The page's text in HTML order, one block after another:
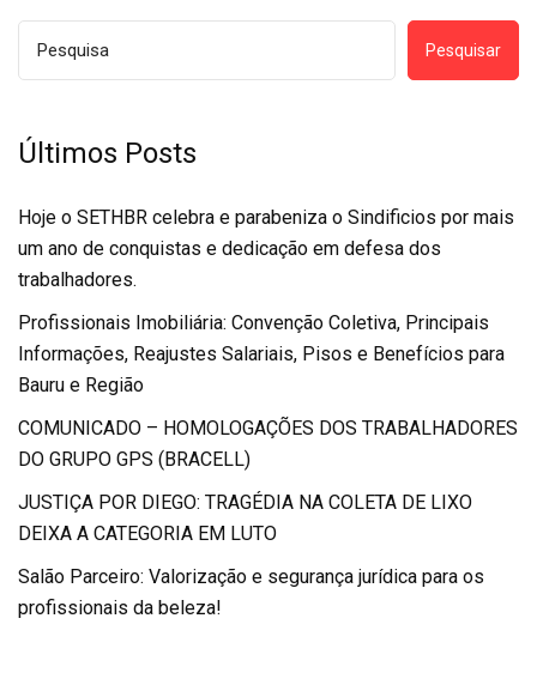
Pesquisar
Últimos Posts
Hoje o SETHBR celebra e parabeniza o Sindificios por mais
um ano de conquistas e dedicação em defesa dos
trabalhadores.
Profissionais Imobiliária: Convenção Coletiva, Principais
Informações, Reajustes Salariais, Pisos e Benefícios para
Bauru e Região
COMUNICADO – HOMOLOGAÇÕES DOS TRABALHADORES
DO GRUPO GPS (BRACELL)
JUSTIÇA POR DIEGO: TRAGÉDIA NA COLETA DE LIXO
DEIXA A CATEGORIA EM LUTO
Salão Parceiro: Valorização e segurança jurídica para os
profissionais da beleza!